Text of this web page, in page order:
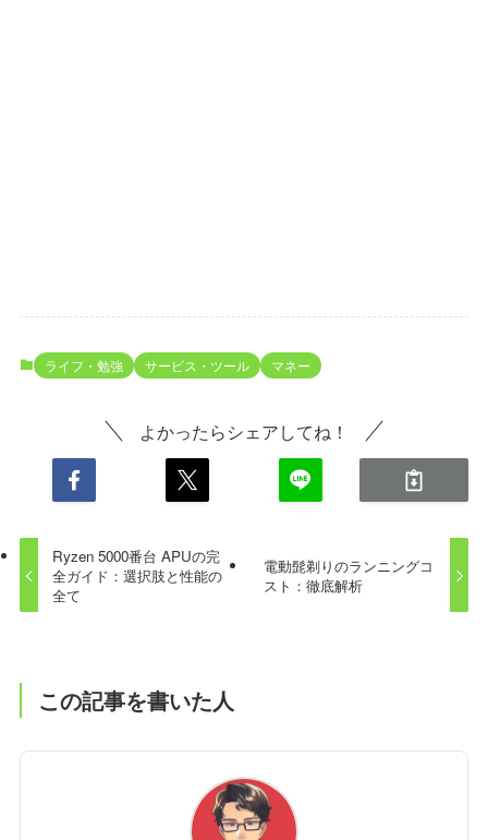
ライフ・勉強 サービス・ツール マネー
よかったらシェアしてね！
Ryzen 5000番台 APUの完
全ガイド：選択肢と性能の
全て
電動髭剃りのランニングコ
スト：徹底解析
この記事を書いた人